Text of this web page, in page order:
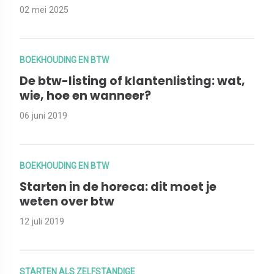
02 mei 2025
BOEKHOUDING EN BTW
De btw-listing of klantenlisting: wat,
wie, hoe en wanneer?
06 juni 2019
BOEKHOUDING EN BTW
Starten in de horeca: dit moet je
weten over btw
12 juli 2019
STARTEN ALS ZELFSTANDIGE